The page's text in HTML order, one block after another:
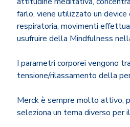
farlo, viene utilizzato un device
respiratoria, movimenti
usufruire della Mindfulness
I parametri corporei vengono
tensione/rilassamento della
Merck è sempre molto attivo,
seleziona un tema diverso per